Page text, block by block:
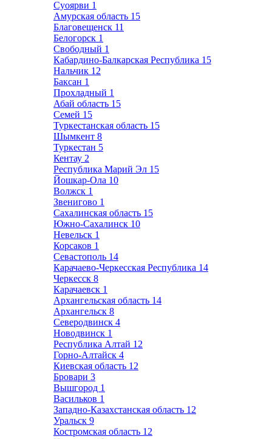
Суоярви 1
Амурская область 15
Благовещенск 11
Белогорск 1
Свободный 1
Кабардино-Балкарская Республика 15
Нальчик 12
Баксан 1
Прохладный 1
Абай область 15
Семей 15
Туркестанская область 15
Шымкент 8
Туркестан 5
Кентау 2
Республика Марий Эл 15
Йошкар-Ола 10
Волжск 1
Звенигово 1
Сахалинская область 15
Южно-Сахалинск 10
Невельск 1
Корсаков 1
Севастополь 14
Карачаево-Черкесская Республика 14
Черкесск 8
Карачаевск 1
Архангельская область 14
Архангельск 8
Северодвинск 4
Новодвинск 1
Республика Алтай 12
Горно-Алтайск 4
Киевская область 12
Бровари 3
Вышгород 1
Васильков 1
Западно-Казахстанская область 12
Уральск 9
Костромская область 12